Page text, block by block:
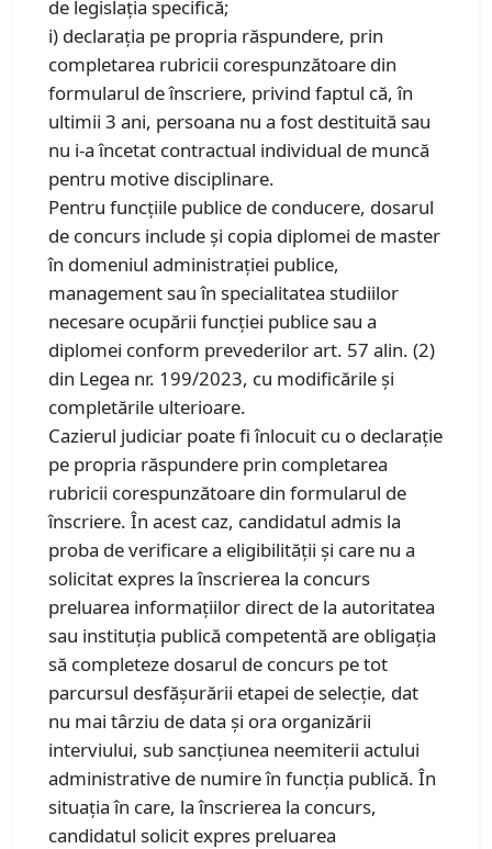
de legislația specifică;
i) declarația pe propria răspundere, prin
completarea rubricii corespunzătoare din
formularul de înscriere, privind faptul că, în
ultimii 3 ani, persoana nu a fost destituită sau
nu i-a încetat contractual individual de muncă
pentru motive disciplinare.
Pentru funcțiile publice de conducere, dosarul
de concurs include și copia diplomei de master
în domeniul administrației publice,
management sau în specialitatea studiilor
necesare ocupării funcției publice sau a
diplomei conform prevederilor art. 57 alin. (2)
din Legea nr. 199/2023, cu modificările și
completările ulterioare.
Cazierul judiciar poate fi înlocuit cu o declarație
pe propria răspundere prin completarea
rubricii corespunzătoare din formularul de
înscriere. În acest caz, candidatul admis la
proba de verificare a eligibilității și care nu a
solicitat expres la înscrierea la concurs
preluarea informațiilor direct de la autoritatea
sau instituția publică competentă are obligația
să completeze dosarul de concurs pe tot
parcursul desfășurării etapei de selecție, dat
nu mai târziu de data și ora organizării
interviului, sub sancțiunea neemiterii actului
administrative de numire în funcția publică. În
situația în care, la înscrierea la concurs,
candidatul solicit expres preluarea